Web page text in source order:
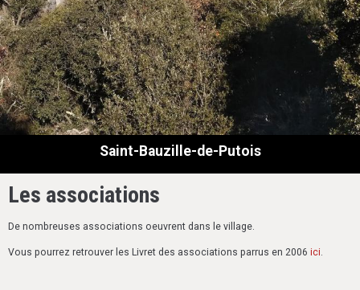
Saint-Bauzille-de-Putois
Les associations
De nombreuses associations oeuvrent dans le village.
Vous pourrez retrouver les Livret des associations parrus en 2006 ici